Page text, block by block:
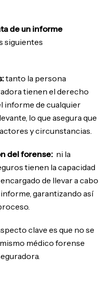
de un informe
siguientes
tanto la persona
tienen el derecho
informe de cualquier
lo que asegura que
y circunstancias.
del forense:ni la
tienen la capacidad
de llevar a cabo
garantizando así
clave es que no se
médico forense